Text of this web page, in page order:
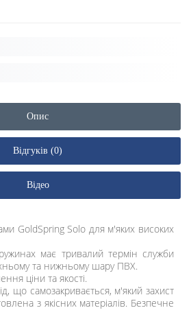
Опис
Відгуків (0)
Відео
GoldSpring Solo для м'яких високих
має тривалий термін служби
та нижньому шару ПВХ.
ціни та якості.
що самозакривається, м'який захист
​​з якісних матеріалів. Безпечне